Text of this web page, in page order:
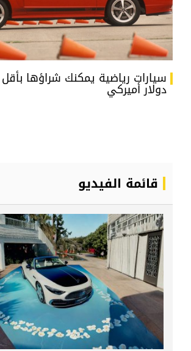
دولار أميركي
قائمة الفيديو